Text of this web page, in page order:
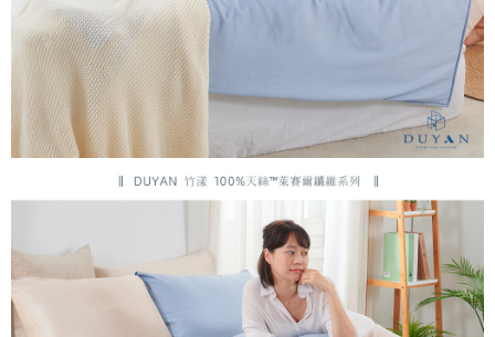
資料（包含姓名、電話或地址）提供予台灣大哥大進項蒐集、處理及利用，
由本公司與您本人進行分期帳單所需資料之確認、核對及更正。
3.完整用戶服務條款，請詳閱以下連結：
※ 交易是否成功請以「AFTEE先享後付 」之結帳頁面顯示為準，若有關於
是否繳費成功／繳費後需取消欲退款等相關疑問，請聯繫「AFTEE先享後付
客戶支援中心」https://netprotections.freshdesk.com/support/home
【注意事項】
１．透過由恩沛科技股份有限公司提供之「AFTEE先享後付」服務完成之交
易，需依本服務之必要範圍內提供個人資料，並將交易相關給付款項請求債
權轉讓予恩沛科技股份有限公司。
https://aftee.tw/terms/#terms3
３．未成年的使用者請事先徵得法定代理人或監護人之同意方可使用
「AFTEE先享後付」，若未經同意申辦者引起之損失，本公司不負相關責
４．使用「AFTEE先享後付」時，將依據個別帳號之用戶狀況，依本公司即
時審查核予不同之上限額度；若仍有額度不足之情形，本公司將視審查結果
請求用戶進行身份認證。
５．嚴禁一人註冊多個帳號或使用他人資訊註冊。若發現惡意使用之情形，
7-11取貨付款
每筆NT$60，滿NT$999(含以上)免運費
付款後7-11取貨
每筆NT$60，滿NT$999(含以上)免運費
新竹貨運
每筆NT$80，滿NT$999(含以上)免運費